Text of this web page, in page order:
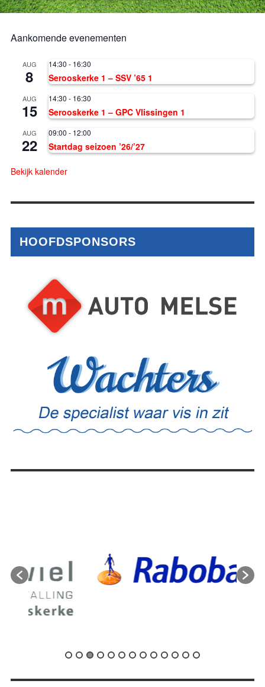
Aankomende evenementen
AUG
8
14:30 - 16:30
Serooskerke 1 – SSV ’65 1
AUG
15
14:30 - 16:30
Serooskerke 1 – GPC Vlissingen 1
AUG
22
09:00 - 12:00
Startdag seizoen ’26/’27
Bekijk kalender
HOOFDSPONSORS